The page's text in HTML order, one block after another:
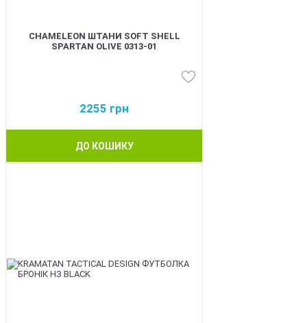
CHAMELEON ШТАНИ SOFT SHELL
SPARTAN OLIVE 0313-01
2255 грн
ДО КОШИКУ